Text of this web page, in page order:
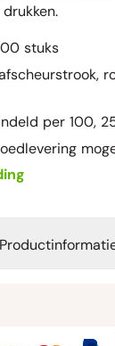
.
stuks
per 100,